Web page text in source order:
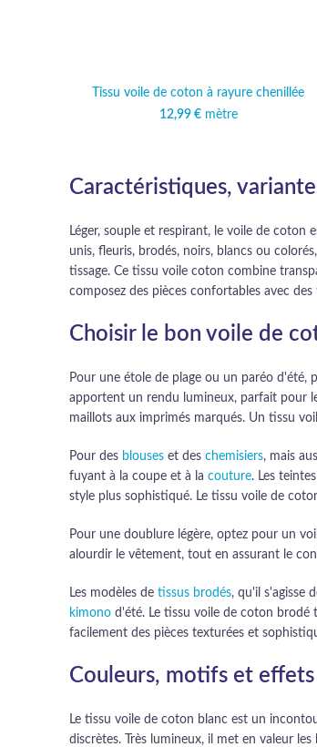
Tissu voile de coton à rayure chenillée
12,99 €mètre
Caractéristiques,
Léger, souple et respirant, le voile de coton
unis, fleuris, brodés, noirs, blancs ou
tissage. Ce tissu voile coton combine
composez des pièces confortables avec
Choisir le bon voile de
Pour une étole de plage ou un paréo d'été,
apportent un rendu lumineux, parfait pour
maillots aux imprimés marqués. Un tissu
Pour des blouses et des chemisiers, mais
fuyant à la coupe et à la couture. Les
style plus sophistiqué. Le tissu voile de
Pour une doublure légère, optez pour un
alourdir le vêtement, tout en assurant le
Les modèles de tissus brodés, qu'il s'agisse
kimono d'été. Le tissu voile de coton brodé
facilement des pièces texturées et
Couleurs, motifs et
Le tissu voile de coton blanc est un
discrètes. Très lumineux, il met en valeur les